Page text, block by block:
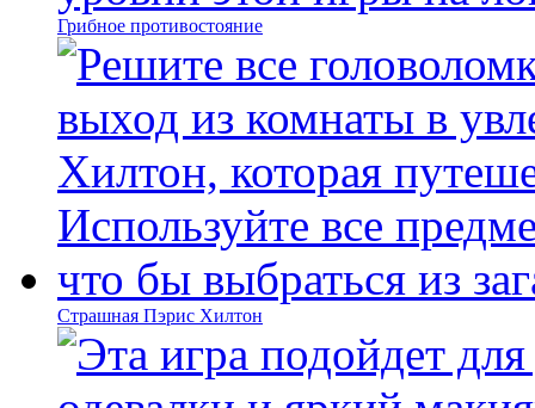
Грибное противостояние
Страшная Пэрис Хилтон